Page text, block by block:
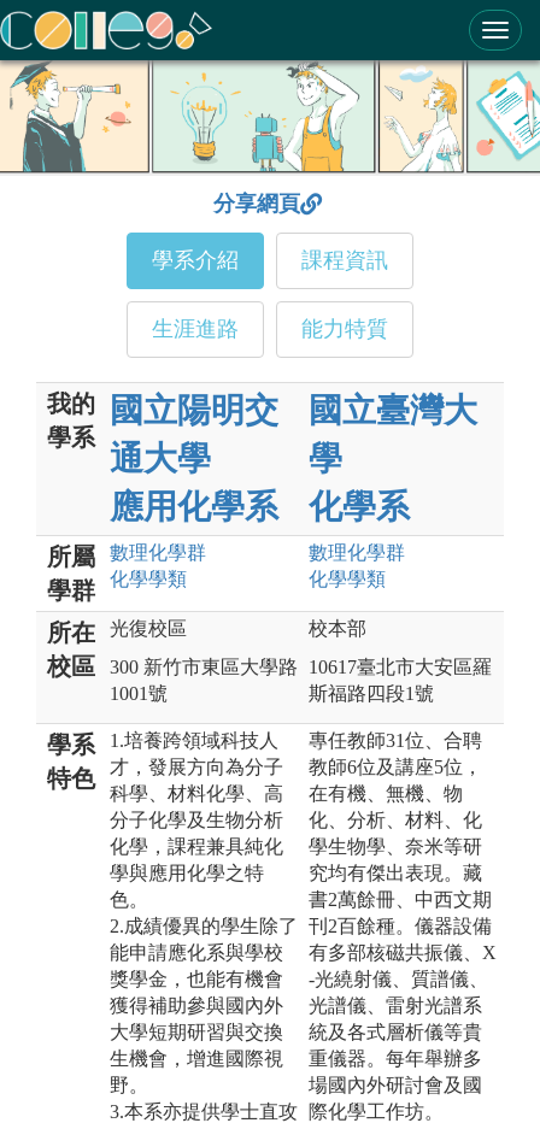
ColleGo! 大學選才與高中育才輔助系統
分享網頁
學系介紹 課程資訊
生涯進路 能力特質
我的
學系
國立陽明交
通大學
應用化學系
國立臺灣大
學
化學系
所屬
學群
數理化學群
化學學類
數理化學群
化學學類
所在
校區
光復校區
300 新竹市東區大學路
1001號
校本部
10617臺北市大安區羅
斯福路四段1號
學系
特色
1.培養跨領域科技人
才，發展方向為分子
科學、材料化學、高
分子化學及生物分析
化學，課程兼具純化
學與應用化學之特
色。
2.成績優異的學生除了
能申請應化系與學校
獎學金，也能有機會
獲得補助參與國內外
大學短期研習與交換
生機會，增進國際視
野。
3.本系亦提供學士直攻
專任教師31位、合聘
教師6位及講座5位，
在有機、無機、物
化、分析、材料、化
學生物學、奈米等研
究均有傑出表現。藏
書2萬餘冊、中西文期
刊2百餘種。儀器設備
有多部核磁共振儀、X
-光繞射儀、質譜儀、
光譜儀、雷射光譜系
統及各式層析儀等貴
重儀器。每年舉辦多
場國內外研討會及國
際化學工作坊。